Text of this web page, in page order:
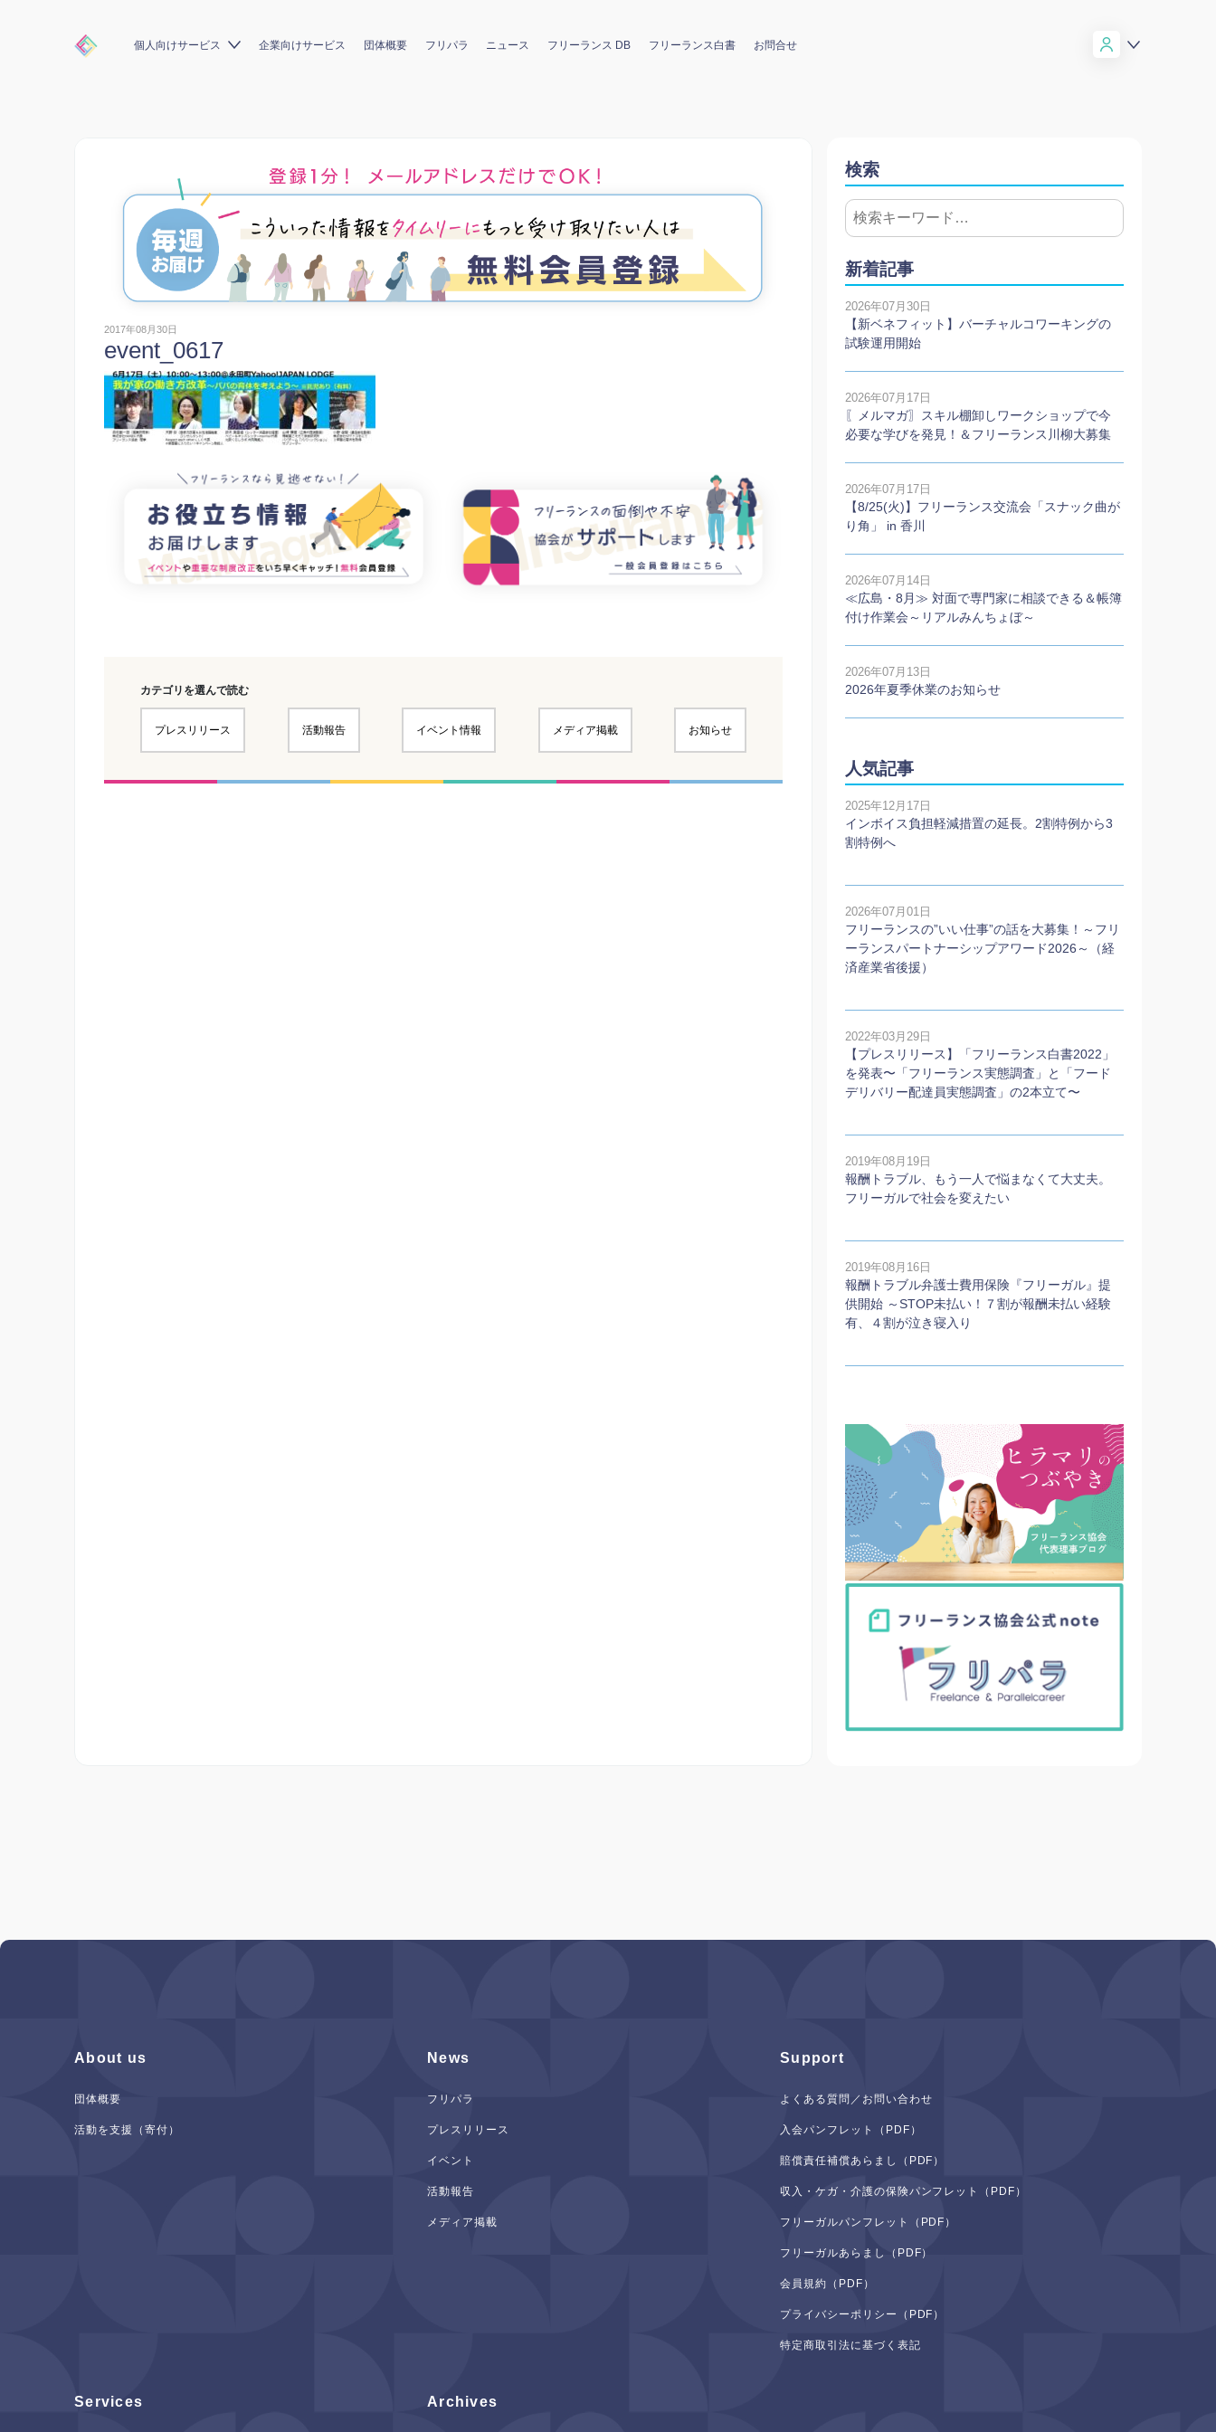
個人向けサービス 企業向けサービス 団体概要 フリパラ ニュース フリーランス DB フリーランス白書 お問合せ
2017年08月30日
event_0617
カテゴリを選んで読む
プレスリリース 活動報告 イベント情報 メディア掲載 お知らせ
検索
新着記事
2026年07月30日
【新ベネフィット】バーチャルコワーキングの
試験運用開始
2026年07月17日
〖メルマガ〗スキル棚卸しワークショップで今
必要な学びを発見！＆フリーランス川柳大募集
2026年07月17日
【8/25(火)】フリーランス交流会「スナック曲が
り角」 in 香川
2026年07月14日
≪広島・8月≫ 対面で専門家に相談できる＆帳簿
付け作業会～リアルみんちょぼ～
2026年07月13日
2026年夏季休業のお知らせ
人気記事
2025年12月17日
インボイス負担軽減措置の延長。2割特例から3
割特例へ
2026年07月01日
フリーランスの”いい仕事”の話を大募集！～フリ
ーランスパートナーシップアワード2026～（経
済産業省後援）
2022年03月29日
【プレスリリース】「フリーランス白書2022」
を発表〜「フリーランス実態調査」と「フード
デリバリー配達員実態調査」の2本⽴て〜
2019年08月19日
報酬トラブル、もう一人で悩まなくて大丈夫。
フリーガルで社会を変えたい
2019年08月16日
報酬トラブル弁護士費用保険『フリーガル』提
供開始 ～STOP未払い！７割が報酬未払い経験
有、４割が泣き寝入り
About us
団体概要
活動を支援（寄付）
News
フリパラ
プレスリリース
イベント
活動報告
メディア掲載
Support
よくある質問／お問い合わせ
入会パンフレット（PDF）
賠償責任補償あらまし（PDF）
収入・ケガ・介護の保険パンフレット（PDF）
フリーガルパンフレット（PDF）
フリーガルあらまし（PDF）
会員規約（PDF）
プライバシーポリシー（PDF）
特定商取引法に基づく表記
Services Archives